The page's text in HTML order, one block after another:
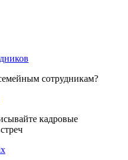
сотрудникам?
кадровые